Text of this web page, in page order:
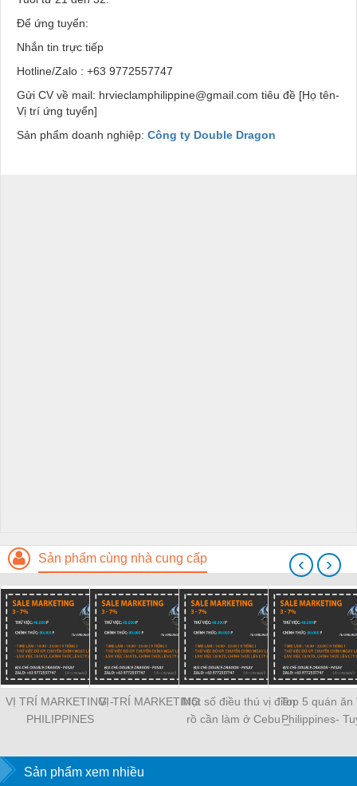
Để ứng tuyển:
Nhắn tin trực tiếp
Hotline/Zalo : +63 9772557747
Gửi CV về mail: hrvieclamphilippine@gmail.com tiêu đề [Họ tên-
Vị trí ứng tuyển]
Sản phẩm doanh nghiệp: Công ty Double Dragon
Sản phẩm cùng nhà cung cấp
VỊ TRÍ MARKETING -
PHILIPPINES
VỊ TRÍ MARKETINGMột số điều thú vị điên
rồ cần làm ở Cebu _
Philippines
Top 5 quán ăn
Philippines-
philippines
‹ ›
Sản phẩm xem nhiều